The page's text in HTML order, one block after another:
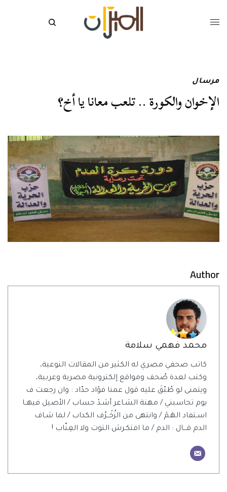
مرسال
الإخوان والكورة .. تلعب معانا يا أخ؟
Author
محمد فهمي سلامة
كاتب صحفي مصري له الكثير من المقالات النوعية،
وكتب لعدة صُحف ومواقع إلكترونية مصرية وعربية،
ويتمنى لو طُبّقَ عليه قول عمنا فؤاد حدّاد : وان رجعت ف
يوم تحاسبني / مهنة الشـاعر أشـدْ حساب / الأصيل فيهــا
اسـتفاد الهَـمْ / وانتهى من الزُخْــرُف الكداب / لما شـاف
الدم قـــال : الدم / ما افتكـرش التوت ولا العِنّاب !